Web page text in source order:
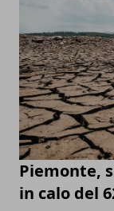
Piemonte,
in calo del